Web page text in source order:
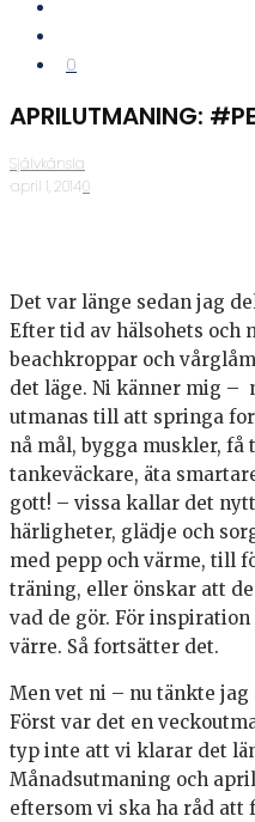
0
APRILUTMANING:
Självkänsla
·april 1, 2014·0
Det var länge sedan jag
Efter tid av hälsohets och
beachkroppar och
det läge. Ni känner mig –
utmanas till att springa
nå mål, bygga muskler, få
tankeväckare, äta
gott! – vissa kallar det
härligheter, glädje och
med pepp och värme, till
träning, eller önskar att
vad de gör. För
värre. Så fortsätter det.
Men vet ni – nu tänkte
Först var det en
typ inte att vi klarar det
Månadsutmaning och
eftersom vi ska ha råd att